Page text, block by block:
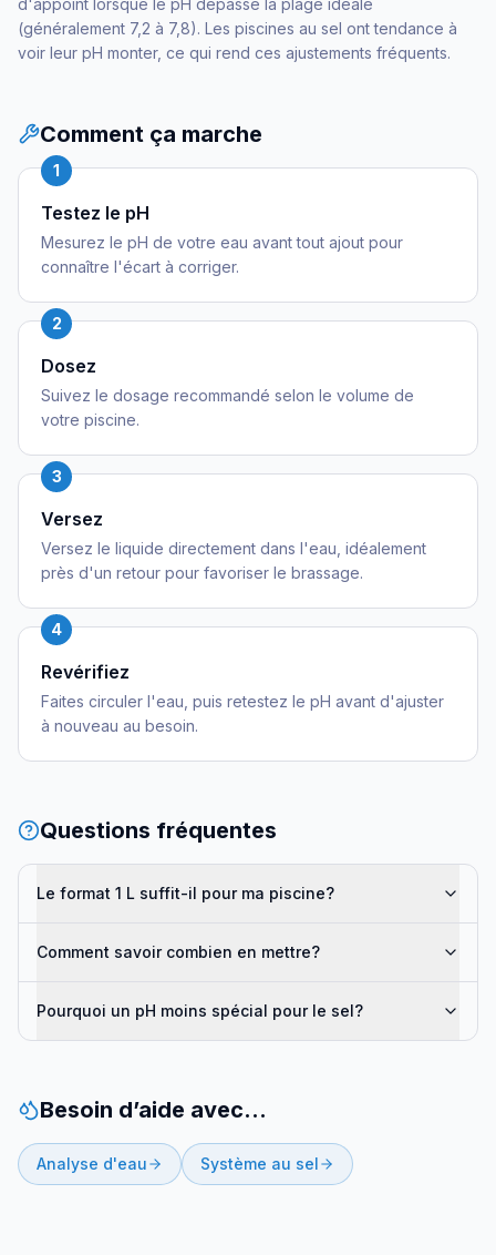
d'appoint lorsque le pH dépasse la plage idéale
(généralement 7,2 à 7,8). Les piscines au sel ont tendance à
voir leur pH monter, ce qui rend ces ajustements fréquents.
Comment ça marche
1
Testez le pH
Mesurez le pH de votre eau avant tout ajout pour
connaître l'écart à corriger.
2
Dosez
Suivez le dosage recommandé selon le volume de
votre piscine.
3
Versez
Versez le liquide directement dans l'eau, idéalement
près d'un retour pour favoriser le brassage.
4
Revérifiez
Faites circuler l'eau, puis retestez le pH avant d'ajuster
à nouveau au besoin.
Questions fréquentes
Le format 1 L suffit-il pour ma piscine?
Comment savoir combien en mettre?
Pourquoi un pH moins spécial pour le sel?
Besoin d’aide avec…
Analyse d'eau Système au sel